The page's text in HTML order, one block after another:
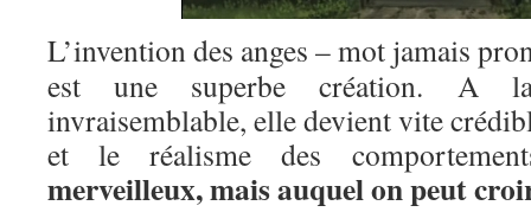
L’invention des anges – mot jamais
est une superbe création. A la
invraisemblable, elle devient vite
et le réalisme des
merveilleux, mais auquel on peut